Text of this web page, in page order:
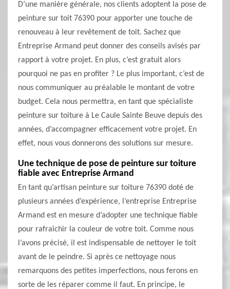
D’une manière générale, nos clients adoptent la pose de
peinture sur toit 76390 pour apporter une touche de
renouveau à leur revêtement de toit. Sachez que
Entreprise Armand peut donner des conseils avisés par
rapport à votre projet. En plus, c’est gratuit alors
pourquoi ne pas en profiter ? Le plus important, c’est de
nous communiquer au préalable le montant de votre
budget. Cela nous permettra, en tant que spécialiste
peinture sur toiture à Le Caule Sainte Beuve depuis des
années, d’accompagner efficacement votre projet. En
effet, nous vous donnerons des solutions sur mesure.
Une technique de pose de peinture sur toiture
fiable avec Entreprise Armand
En tant qu’artisan peinture sur toiture 76390 doté de
plusieurs années d’expérience, l’entreprise Entreprise
Armand est en mesure d’adopter une technique fiable
pour rafraîchir la couleur de votre toit. Comme nous
l’avons précisé, il est indispensable de nettoyer le toit
avant de le peindre. Si après ce nettoyage nous
remarquons des petites imperfections, nous ferons en
sorte de les réparer comme il faut. En principe, le